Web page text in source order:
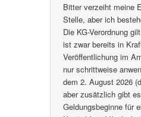
Bitter verzeiht meine
Stelle, aber ich
Die KG-Verordnung
ist zwar bereits in
Veröffentlichung im
nur schrittweise
dem 2. August 2026
aber zusätzlich gibt
Geldungsbeginne für